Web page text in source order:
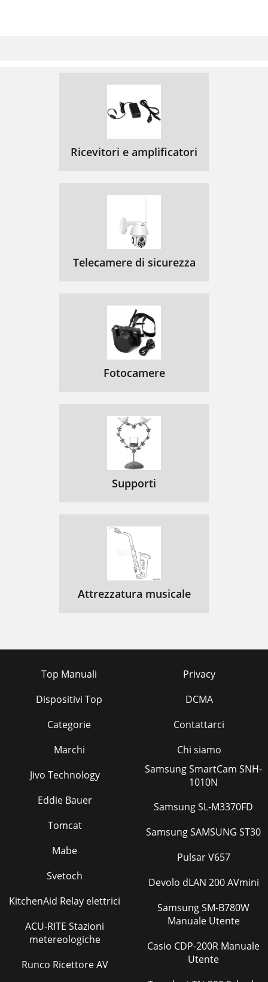
Ricevitori e amplificatori
Telecamere di sicurezza
Fotocamere
Supporti
Attrezzatura musicale
Top Manuali
Dispositivi Top
Categorie
Marchi
Privacy
DCMA
Contattarci
Chi siamo
Jivo Technology
Eddie Bauer
Tomcat
Mabe
Svetoch
KitchenAid Relay elettrici
ACU-RITE Stazioni
metereologiche
Runco Ricettore AV
Samsung SmartCam SNH-
1010N
Samsung SL-M3370FD
Samsung SAMSUNG ST30
Pulsar V657
Devolo dLAN 200 AVmini
Samsung SM-B780W
Manuale Utente
Casio CDP-200R Manuale
Utente